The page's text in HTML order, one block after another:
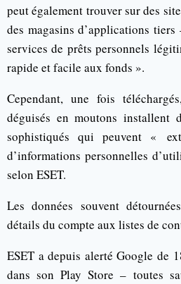
peut également trouver sur des
des magasins d’applications
services de prêts personnels
rapide et facile aux fonds ».
Cependant, une fois
déguisés en moutons installent
sophistiqués qui peuvent «
d’informations personnelles
selon ESET.
Les données souvent
détails du compte aux listes de
ESET a depuis alerté Google de
dans son Play Store – toutes